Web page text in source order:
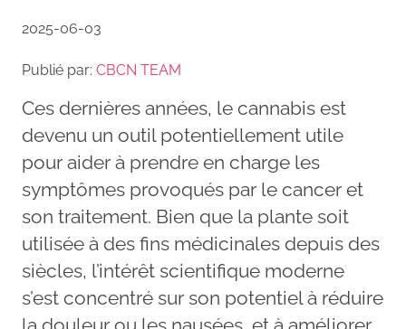
2025-06-03
Publié par: CBCN TEAM
Ces dernières années, le cannabis est
devenu un outil potentiellement utile
pour aider à prendre en charge les
symptômes provoqués par le cancer et
son traitement. Bien que la plante soit
utilisée à des fins médicinales depuis des
siècles, l’intérêt scientifique moderne
s’est concentré sur son potentiel à réduire